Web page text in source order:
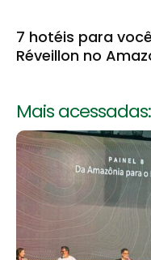
7 hotéis para
Réveillon no
Mais acessadas: